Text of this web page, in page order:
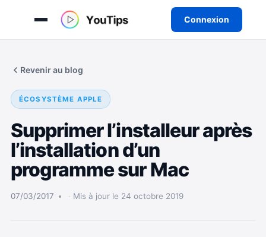
Connexion
Revenir au blog
ÉCOSYSTÈME APPLE
Supprimer l’installeur après
l’installation d’un
programme sur Mac
07/03/2017 Mis à jour le 24 octobre 2019